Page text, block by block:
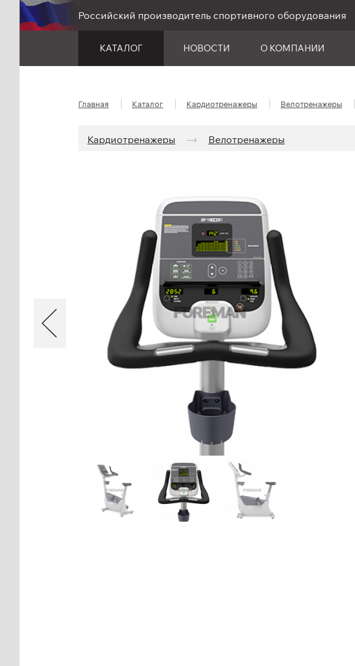
Российский производитель спортивного оборудования
КАТАЛОГ НОВОСТИ О КОМПАНИИ
Главная Каталог Кардио­тренажеры Велотренажеры
Кардио­тренажеры Велотренажеры